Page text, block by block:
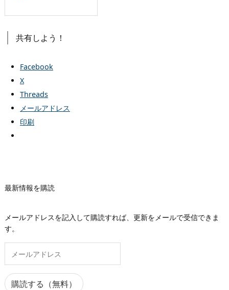
共有しよう！
Facebook
X
Threads
メールアドレス
印刷
最新情報を購読
メールアドレスを記入して購読すれば、更新をメールで受信できま
す。
ア購読する（無料）